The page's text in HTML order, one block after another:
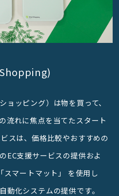
ョッピング）は物を買って、
流れに焦点を当てたスタート
スは、価格比較やおすすめの
EC支援サービスの提供およ
マートマット」 を使用し
動化システムの提供です。